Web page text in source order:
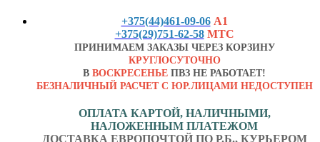
+375(44)461-09-06 А1
+375(29)751-62-58 МТС
ПРИНИМАЕМ ЗАКАЗЫ ЧЕРЕЗ КОРЗИНУ
КРУГЛОСУТОЧНО
В ВОСКРЕСЕНЬЕ ПВЗ НЕ РАБОТАЕТ!
БЕЗНАЛИЧНЫЙ РАСЧЕТ С ЮР.ЛИЦАМИ НЕДОСТУПЕН
ОПЛАТА КАРТОЙ, НАЛИЧНЫМИ,
НАЛОЖЕННЫМ ПЛАТЕЖОМ
ДОСТАВКА ЕВРОПОЧТОЙ ПО Р.Б., КУРЬЕРОМ